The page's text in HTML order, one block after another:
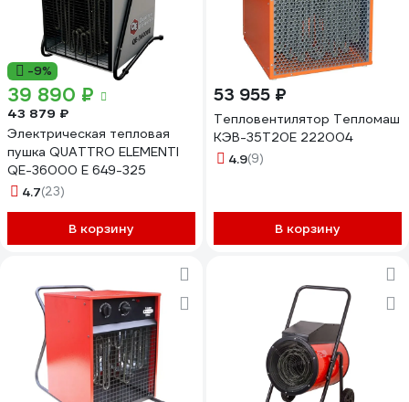
-9%
39 890 ₽
43 879 ₽
Электрическая тепловая
пушка QUATTRO ELEMENTI
QE-36000 E 649-325
4.7(23)
В корзину
53 955 ₽
Тепловентилятор Тепломаш
КЭВ-35Т20Е 222004
4.9(9)
В корзину